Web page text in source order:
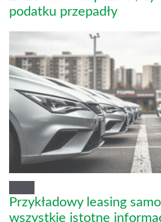
podatku przepadły
Przykładowy leasing
wszystkie istotne